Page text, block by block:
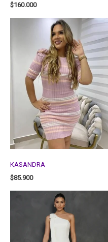
$160.000
KASANDRA
$85.900